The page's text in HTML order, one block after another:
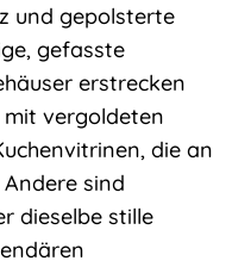
und gepolsterte
gefasste
erstrecken
mit vergoldeten
die an
sind
dieselbe stille